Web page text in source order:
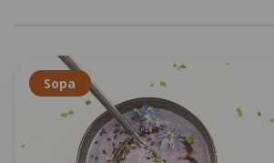
Sopa